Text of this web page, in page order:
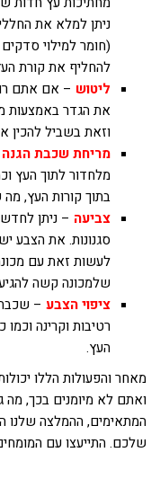
(חומר למילוי
להחליף את קורת
ליטוש – אם אתם
את הגדר באמצעות
וזאת בשביל
מריחת שכבת
מלחדור לתוך העץ
בתוך קורות העץ,
צביעה – ניתן
סגנונות. את הצבע
לעשות זאת עם
שלמכונה קשה
ציפוי הצבע –
רטיבות וקרינה וכמו
העץ.
מאחר והפעולות הללו
ואתם לא מיומנים בכך,
המתאימים, ההמלצה שלנו
שלכם. התייעצו עם